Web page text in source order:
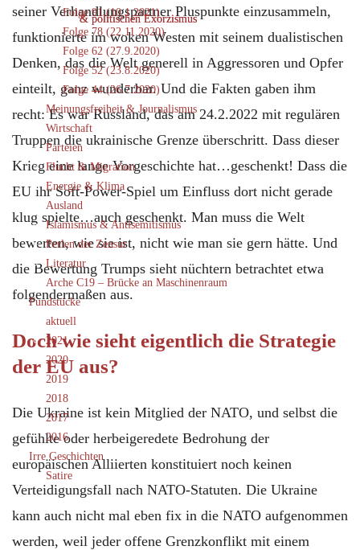
Folge 91 (10.1.2021)
Folge 78 (22.11.2020)
Folge 62 (27.9.2020)
Folge 52 (23.8.2020)
Folge 44 (26.7.2020)
Meinungsfreiheit & Journalismus
Wirtschaft
Parteien
Flucht & Migration
Energie & Klima
Ausland
Islamismus & Antisemitismus
Perlen der Zensur
Literatur
Arche C19 – Brücke an Maschinenraum
Fundstücke
aktuell
2021
2020
2019
2018
2017
2016
Irre Geschichten
Satire
seiner Verhandlungspartner Pluspunkte einzusammeln,
funktionierte im woken Westen mit seinem dualistischen
Denken, das die Welt generell in Aggressoren und Opfer
einteilt, ganz wunderbar. Und die Fakten gaben ihm
recht: Es war Russland, das am 24.2.2022 mit regulären
Truppen die ukrainische Grenze überschritt. Dass dieser
Krieg eine lange Vorgeschichte hat…geschenkt! Dass die
EU ihr Soft-Power-Spiel um Einfluss dort nicht gerade
klug spielte…auch geschenkt. Man muss die Welt
bewerten, wie sie ist, nicht wie man sie gern hätte. Und
die Bewertung Trumps sieht nüchtern betrachtet etwa
folgendermaßen aus.
Doch wie sieht eigentlich die Strategie
der EU aus?
Die Ukraine ist kein Mitglied der NATO, und selbst die
gefühlte oder herbeigeredete Bedrohung der
europäischen Alliierten konstituiert noch keinen
Verteidigungsfall nach NATO-Statuten. Die Ukraine
kann auch nicht mal eben fix in die NATO aufgenommen
werden, weil jeder offene Grenzkonflikt mit einem